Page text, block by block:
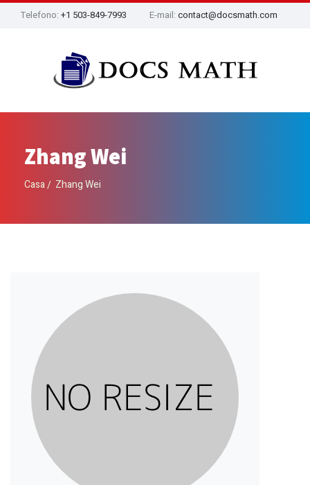
Telefono: +1 503-849-7993 E-mail: contact@docsmath.com
Zhang Wei
Casa Zhang Wei